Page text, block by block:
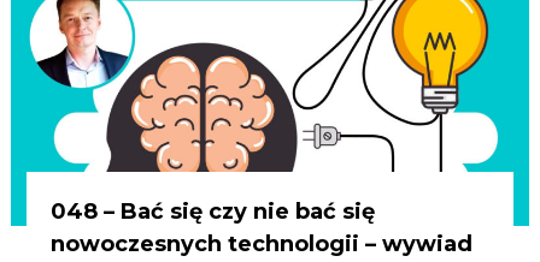
048 – Bać się czy nie bać się
nowoczesnych technologii – wywiad